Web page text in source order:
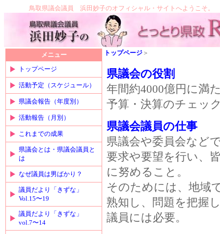
鳥取県議会議員 浜田妙子のオフィシャル・サイトへようこそ。
メニュー
トップページ
活動予定（スケジュール）
県議会報告（年度別）
活動報告（月別）
これまでの成果
県議会とは・県議会議員と
は
なぜ議員は男ばかり？
議員だより「きずな」
Vol.15〜19
議員だより「きずな」
vol.7〜14
トップページ ＞
県議会の役割
年間約4000億円に満
予算・決算のチェッ
県議会議員の仕事
県議会や委員会など
要求や要望を行い、
に努めること。
そのためには、地域
熟知し、問題を把握
議員には必要。